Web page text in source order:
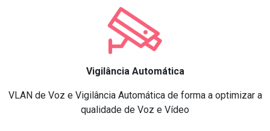
Vigilância Automática
VLAN de Voz e Vigilância Automática de forma a optimizar a
qualidade de Voz e Vídeo